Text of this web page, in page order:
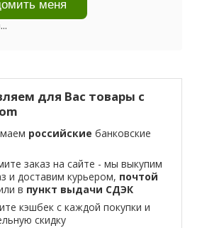
для Вас товары с
российские банковские
заказ на сайте - мы выкупим
и доставим курьером, почтой
в пункт выдачи СДЭК
кэшбек с каждой покупки и
скидку